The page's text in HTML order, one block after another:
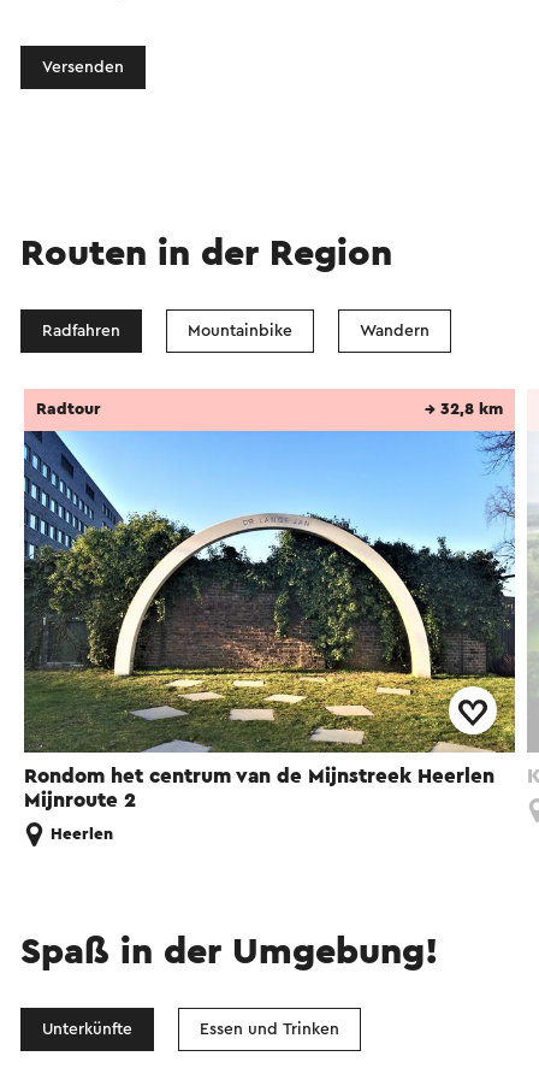
Versenden
Routen in der Region
Radfahren Mountainbike Wandern
Rondom het centrum van de Mijnstreek Heerlen
Mijnroute 2
Radtour → 32,8 km
Heerlen
Spaß in der Umgebung!
Unterkünfte Essen und Trinken